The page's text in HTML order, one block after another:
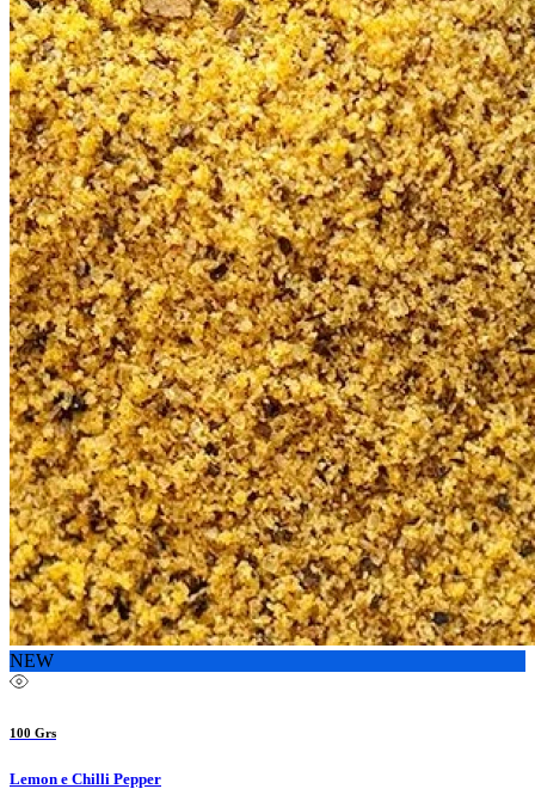
NEW
100 Grs
Lemon e Chilli Pepper